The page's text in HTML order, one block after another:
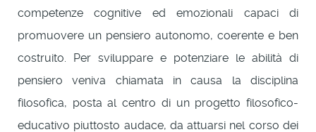
competenze cognitive ed emozionali capaci di
promuovere un pensiero autonomo, coerente e ben
costruito. Per sviluppare e potenziare le abilità di
pensiero veniva chiamata in causa la disciplina
filosofica, posta al centro di un progetto filosofico-
educativo piuttosto audace, da attuarsi nel corso dei